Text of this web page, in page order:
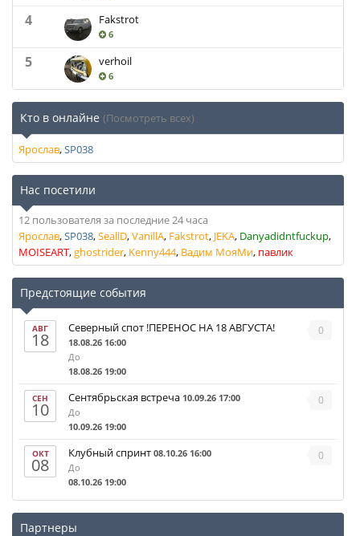
4 Fakstrot
6
5 verhoil
6
Кто в онлайне (Посмотреть всех)
Ярослав SP038
Нас посетили
12 пользователя за последние 24 часа
Ярослав SP038 SeallD VanillA Fakstrot JEKA Danyadidntfuckup
MOISEART ghostrider Kenny444 Вадим МояМи павлик
Предстоящие события
АВГ
18 0
Северный спот !ПЕРЕНОС НА 18 АВГУСТА!
18.08.26 16:00
До
18.08.26 19:00
СЕН
10 0
Сентябрьская встреча 10.09.26 17:00
До
10.09.26 19:00
ОКТ
08 0
Клубный спринт 08.10.26 16:00
До
08.10.26 19:00
Партнеры